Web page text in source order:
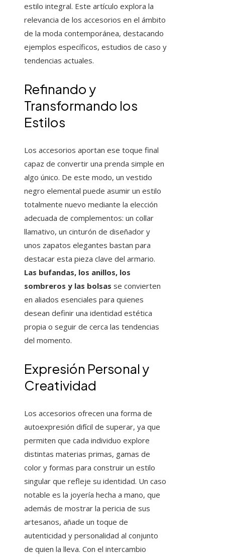
estilo integral. Este artículo explora la
relevancia de los accesorios en el ámbito
de la moda contemporánea, destacando
ejemplos específicos, estudios de caso y
tendencias actuales.
Refinando y
Transformando los
Estilos
Los accesorios aportan ese toque final
capaz de convertir una prenda simple en
algo único. De este modo, un vestido
negro elemental puede asumir un estilo
totalmente nuevo mediante la elección
adecuada de complementos: un collar
llamativo, un cinturón de diseñador y
unos zapatos elegantes bastan para
destacar esta pieza clave del armario.
Las bufandas, los anillos, los
sombreros y las bolsas se convierten
en aliados esenciales para quienes
desean definir una identidad estética
propia o seguir de cerca las tendencias
del momento.
Expresión Personal y
Creatividad
Los accesorios ofrecen una forma de
autoexpresión difícil de superar, ya que
permiten que cada individuo explore
distintas materias primas, gamas de
color y formas para construir un estilo
singular que refleje su identidad. Un caso
notable es la joyería hecha a mano, que
además de mostrar la pericia de sus
artesanos, añade un toque de
autenticidad y personalidad al conjunto
de quien la lleva. Con el intercambio